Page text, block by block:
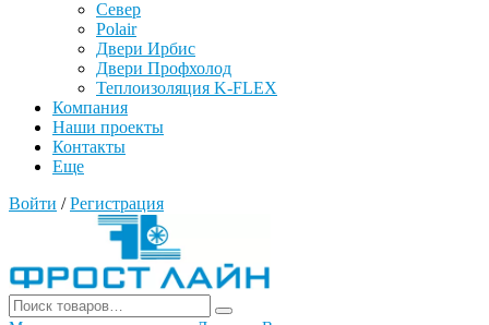
Север
Polair
Двери Ирбис
Двери Профхолод
Теплоизоляция K-FLEX
Компания
Наши проекты
Контакты
Еще
Войти / Регистрация